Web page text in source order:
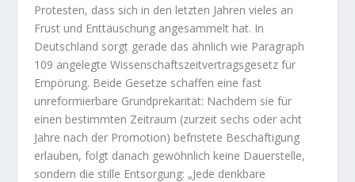
Protesten, dass sich in den letzten Jahren vieles an
Frust und Enttäuschung angesammelt hat. In
Deutschland sorgt gerade das ähnlich wie Paragraph
109 angelegte Wissenschaftszeitvertragsgesetz für
Empörung. Beide Gesetze schaffen eine fast
unreformierbare Grundprekarität: Nachdem sie für
einen bestimmten Zeitraum (zurzeit sechs oder acht
Jahre nach der Promotion) befristete Beschäftigung
erlauben, folgt danach gewöhnlich keine Dauerstelle,
sondern die stille Entsorgung: „Jede denkbare